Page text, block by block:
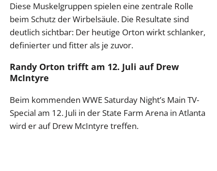
Diese Muskelgruppen spielen eine zentrale Rolle
beim Schutz der Wirbelsäule. Die Resultate sind
deutlich sichtbar: Der heutige Orton wirkt schlanker,
definierter und fitter als je zuvor.
Randy Orton trifft am 12. Juli auf Drew
McIntyre
Beim kommenden WWE Saturday Night’s Main TV-
Special am 12. Juli in der State Farm Arena in Atlanta
wird er auf Drew McIntyre treffen.